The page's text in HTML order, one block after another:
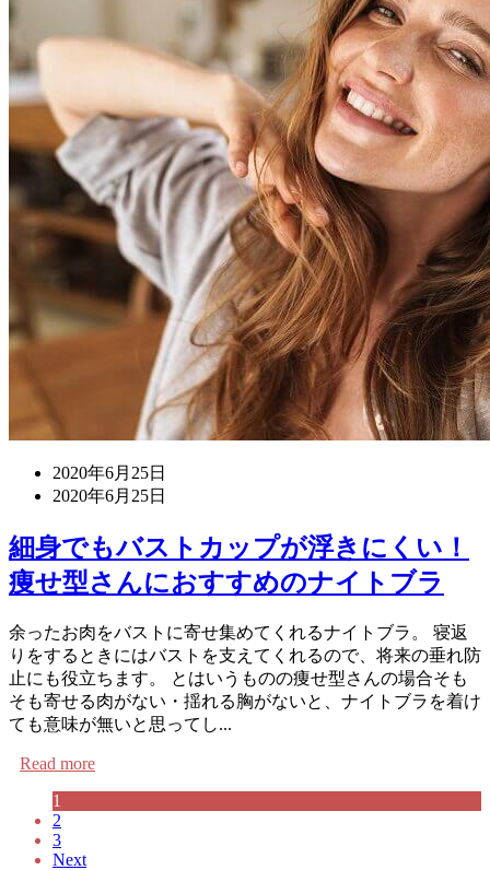
2020年6月25日
2020年6月25日
細身でもバストカップが浮きにくい！
痩せ型さんにおすすめのナイトブラ
余ったお肉をバストに寄せ集めてくれるナイトブラ。 寝返
りをするときにはバストを支えてくれるので、将来の垂れ防
止にも役立ちます。 とはいうものの痩せ型さんの場合そも
そも寄せる肉がない・揺れる胸がないと、ナイトブラを着け
ても意味が無いと思ってし...
Read more
1
2
3
Next